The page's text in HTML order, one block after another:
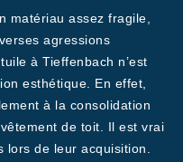
matériau assez fragile,
agressions
à Tieffenbach n’est
esthétique. En effet,
à la consolidation
de toit. Il est vrai
de leur acquisition.